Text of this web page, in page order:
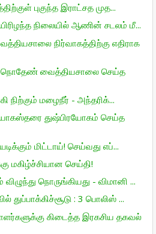
புகுந்த இராட்சத முத...
நிலையில் ஆணின் சடலம் மீ...
நிர்வாகத்திற்கு எதிராக
நொதேண் வைத்தியசாலை செய்த
நிற்கும் மழைநீர் - அந்தரிக்...
துஷ்பிரயோகம் செய்த
மிட்டாய்! செய்வது எப்...
மகிழ்ச்சியான செய்தி!
நொருங்கியது - விமானி ...
துப்பாக்கிச்சூடு : 3 பொலிஸ் ...
கிடைத்த இரகசிய தகவல்